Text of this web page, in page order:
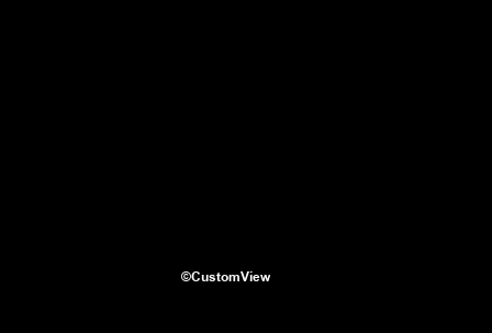
©CustomView